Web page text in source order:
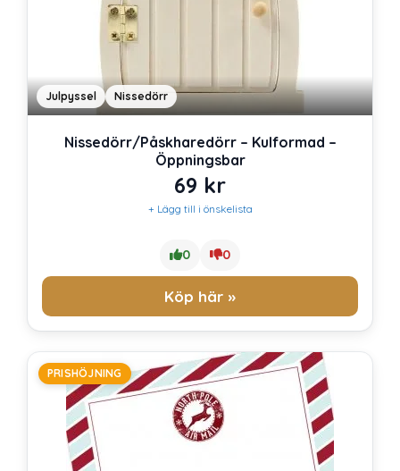
Julpyssel Nissedörr
Nissedörr/Påskharedörr – Kulformad –
Öppningsbar
69 kr
+ Lägg till i önskelista
0 0
Köp här »
PRISHÖJNING